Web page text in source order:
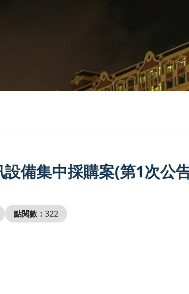
設備集中採購案(第1次公
點閱數： 322